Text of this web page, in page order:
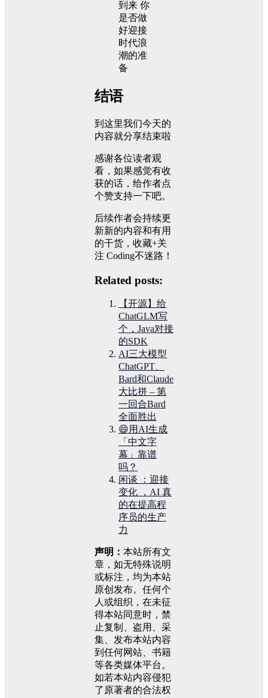
结语
到这里我们今天的
内容就分享结束啦
感谢各位读者观
看，如果感觉有收
获的话，给作者点
个赞支持一下吧。
后续作者会持续更
新新的内容和有用
的干货，收藏+关
注 Coding不迷路！
Related posts:
【开源】给
ChatGLM写
个，Java对接
的SDK
AI三大模型
ChatGPT、
Bard和Claude
大比拼 – 第
一回合Bard
全面胜出
😄用AI生成
「中文字
幕」靠谱
吗？
闲谈 ：迎接
变化 ，AI 真
的在提高程
序员的生产
力
声明： 本站所有文
章，如无特殊说明
或标注，均为本站
原创发布。任何个
人或组织，在未征
得本站同意时，禁
止复制、盗用、采
集、发布本站内容
到任何网站、书籍
等各类媒体平台。
如若本站内容侵犯
了原著者的合法权